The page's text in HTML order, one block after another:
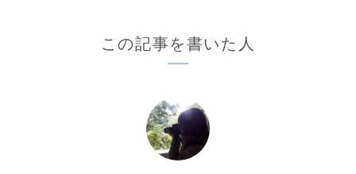
この記事を書いた人